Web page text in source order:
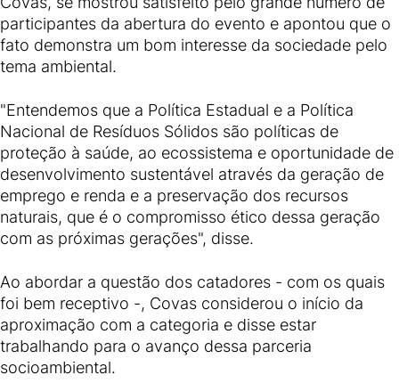
participantes da abertura do evento e apontou que o
fato demonstra um bom interesse da sociedade pelo
tema ambiental.
"Entendemos que a Política Estadual e a Política
Nacional de Resíduos Sólidos são políticas de
proteção à saúde, ao ecossistema e oportunidade de
desenvolvimento sustentável através da geração de
emprego e renda e a preservação dos recursos
naturais, que é o compromisso ético dessa geração
com as próximas gerações", disse.
Ao abordar a questão dos catadores - com os quais
foi bem receptivo -, Covas considerou o início da
aproximação com a categoria e disse estar
trabalhando para o avanço dessa parceria
socioambiental.